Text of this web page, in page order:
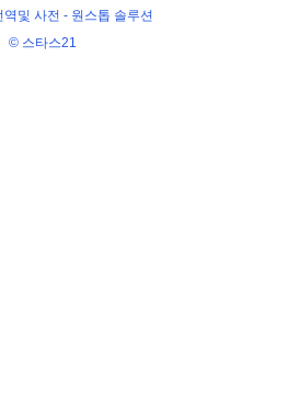
역및 사전 - 원스톱 솔루션
© 스타스21